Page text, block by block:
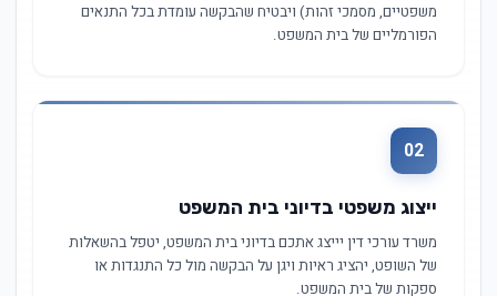
משפטיים, מסמכי זהות) ויבטיח שהבקשה עומדת בכל התנאים
הפורמליים של בית המשפט.
02
ייצוג משפטי בדיוני בית המשפט
משרד עורכי דין יייצג אתכם בדיוני בית המשפט, יטפל בהשאלות
של השופט, יהציג ראיות ויגן על הבקשה מול כל התנגדות או
ספקות של בית המשפט.